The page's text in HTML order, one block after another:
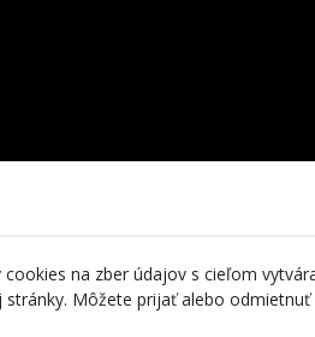
na zber údajov s cieľom
Môžete prijať alebo odmietnuť